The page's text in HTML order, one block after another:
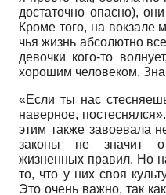
достаточно опасно),
Кроме того, на
чья жизнь абсолютно
девочки кого-то
хорошим человеком.
«Если ты нас
наверное,
этим также завоевала
законы не значит
жизненных правил. Но
то, что у них своя
Это очень важно, так